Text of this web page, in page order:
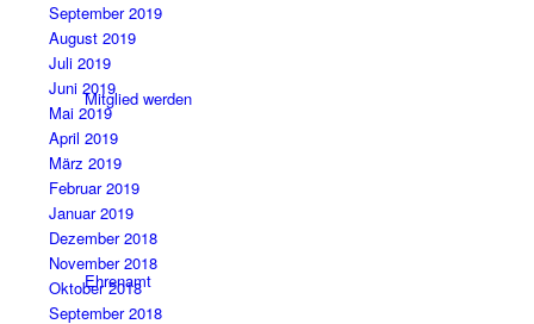
Mitglied werden
Ehrenamt
September 2019
August 2019
Juli 2019
Juni 2019
Mai 2019
April 2019
März 2019
Februar 2019
Januar 2019
Dezember 2018
November 2018
Oktober 2018
September 2018